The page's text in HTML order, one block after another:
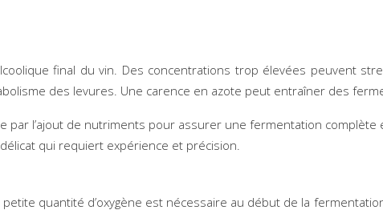
final du vin. Des concentrations trop élevées peuvent
des levures. Une carence en azote peut entraîner des
par l’ajout de nutriments pour assurer une fermentation
qui requiert expérience et précision.
quantité d’oxygène est nécessaire au début de la